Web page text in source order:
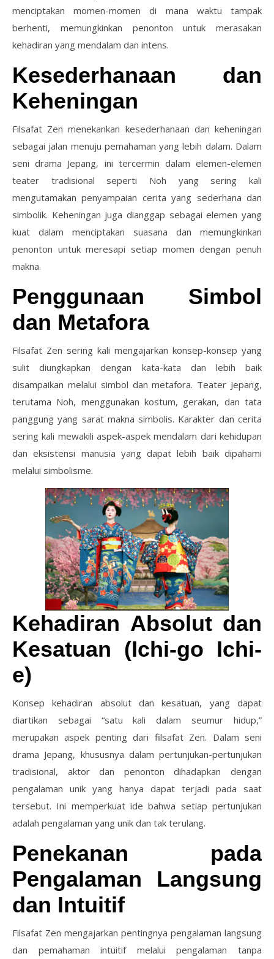
menciptakan momen-momen di mana waktu tampak
berhenti, memungkinkan penonton untuk merasakan
kehadiran yang mendalam dan intens.
Kesederhanaan dan
Keheningan
Filsafat Zen menekankan kesederhanaan dan keheningan
sebagai jalan menuju pemahaman yang lebih dalam. Dalam
seni drama Jepang, ini tercermin dalam elemen-elemen
teater tradisional seperti Noh yang sering kali
mengutamakan penyampaian cerita yang sederhana dan
simbolik. Keheningan juga dianggap sebagai elemen yang
kuat dalam menciptakan suasana dan memungkinkan
penonton untuk meresapi setiap momen dengan penuh
makna.
Penggunaan Simbol
dan Metafora
Filsafat Zen sering kali mengajarkan konsep-konsep yang
sulit diungkapkan dengan kata-kata dan lebih baik
disampaikan melalui simbol dan metafora. Teater Jepang,
terutama Noh, menggunakan kostum, gerakan, dan tata
panggung yang sarat makna simbolis. Karakter dan cerita
sering kali mewakili aspek-aspek mendalam dari kehidupan
dan eksistensi manusia yang dapat lebih baik dipahami
melalui simbolisme.
Kehadiran Absolut dan
Kesatuan (Ichi-go Ichi-
e)
Konsep kehadiran absolut dan kesatuan, yang dapat
diartikan sebagai “satu kali dalam seumur hidup,”
merupakan aspek penting dari filsafat Zen. Dalam seni
drama Jepang, khususnya dalam pertunjukan-pertunjukan
tradisional, aktor dan penonton dihadapkan dengan
pengalaman unik yang hanya dapat terjadi pada saat
tersebut. Ini memperkuat ide bahwa setiap pertunjukan
adalah pengalaman yang unik dan tak terulang.
Penekanan pada
Pengalaman Langsung
dan Intuitif
Filsafat Zen mengajarkan pentingnya pengalaman langsung
dan pemahaman intuitif melalui pengalaman tanpa